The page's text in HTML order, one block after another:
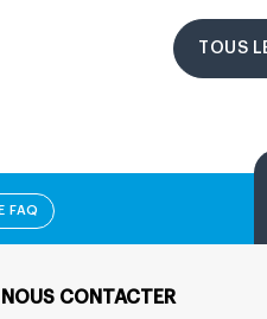
TOUS
FAQ
NOUS CONTACTER